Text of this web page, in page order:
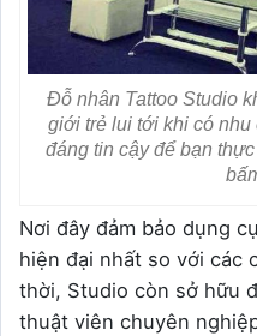
Đỗ nhân Tattoo Studio
giới trẻ lui tới khi có
đáng tin cậy để bạn
Nơi đây đảm bảo dụng
hiện đại nhất so với các
thời, Studio còn sở hữu
thuật viên chuyên